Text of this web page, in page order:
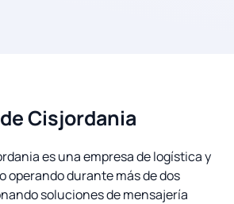
Cisjordania
es una empresa de logística y
operando durante más de dos
soluciones de mensajería